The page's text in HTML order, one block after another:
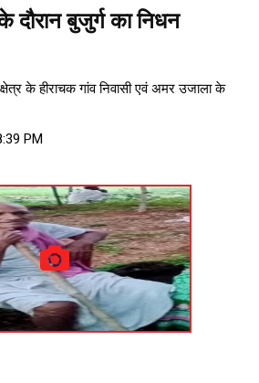
दौरान बुजुर्ग का निधन
के हीराचक गांव निवासी एवं अमर उजाला के
PM